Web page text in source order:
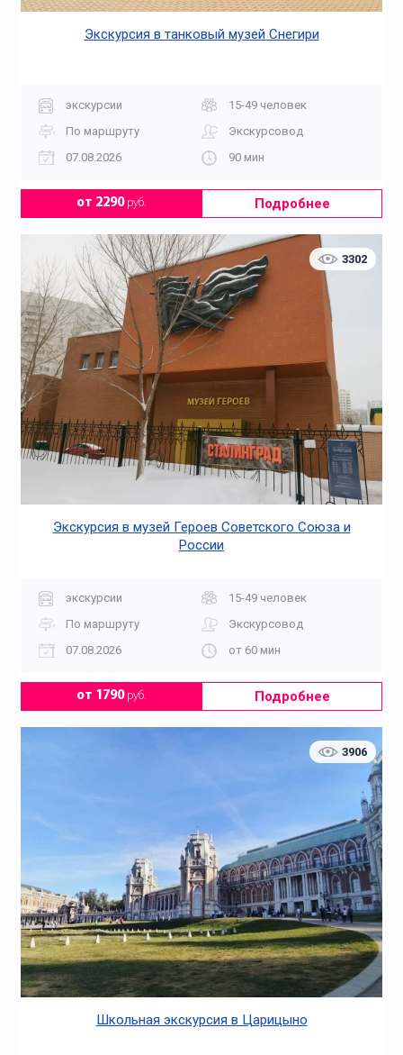
Экскурсия в танковый музей Снегири
экскурсии
15-49 человек
По маршруту
Экскурсовод
07.08.2026
90 мин
от 2290руб. Подробнее
3302
Экскурсия в музей Героев Советского Союза и
России
экскурсии
15-49 человек
По маршруту
Экскурсовод
07.08.2026
от 60 мин
от 1790руб. Подробнее
3906
Школьная экскурсия в Царицыно